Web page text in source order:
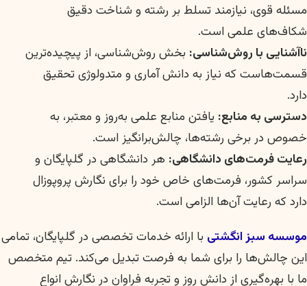
مسئله قوی، نیازمند تسلط بر رشته و شناخت دقیق
شکاف‌های علمی است.
ناآشنایی با روش‌شناسی: بخش روش‌شناسی، از پیچیده‌ترین
قسمت‌هاست که نیاز به دانش آماری و متدولوژی تحقیق
دارد.
دسترسی به منابع: یافتن منابع علمی به‌روز و معتبر، به
خصوص در برخی رشته‌ها، چالش‌برانگیز است.
رعایت فرمت‌های دانشگاهی: هر دانشگاهی در گلپایگان و
سراسر کشور، فرمت‌های خاص خود را برای نگارش پروپوزال
دارد که رعایت آن‌ها الزامی است.
موسسه سبز انگشتی با ارائه خدمات تخصصی در گلپایگان، تمامی
این چالش‌ها را برای شما به فرصت تبدیل می‌کند. تیم متخصص
ما با بهره‌گیری از دانش روز و تجربه فراوان در نگارش انواع